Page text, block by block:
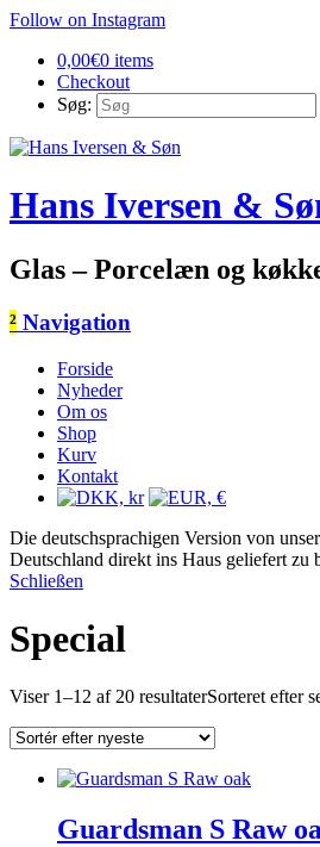
Follow on Instagram
0,00€0 items
Checkout
Søg:
Hans Iversen &
Glas – Porcelæn og
² Navigation
Forside
Nyheder
Om os
Shop
Kurv
Kontakt
Die deutschsprachigen Version von
Deutschland direkt ins Haus geliefert zu
Schließen
Special
Viser 1–12 af 20 resultaterSorteret efter
Guardsman S Raw